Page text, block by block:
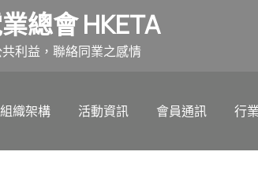
總會 HKETA
利益，聯絡同業之感情
組織架構 活動資訊 會員通訊 行